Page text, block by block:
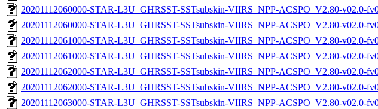
20201112060000-STAR-L3U_GHRSST-SSTsubskin-VIIRS_NPP-ACSPO_V2.80-v02.0-
20201112060000-STAR-L3U_GHRSST-SSTsubskin-VIIRS_NPP-ACSPO_V2.80-v02.0-
20201112061000-STAR-L3U_GHRSST-SSTsubskin-VIIRS_NPP-ACSPO_V2.80-v02.0-
20201112061000-STAR-L3U_GHRSST-SSTsubskin-VIIRS_NPP-ACSPO_V2.80-v02.0-
20201112062000-STAR-L3U_GHRSST-SSTsubskin-VIIRS_NPP-ACSPO_V2.80-v02.0-
20201112062000-STAR-L3U_GHRSST-SSTsubskin-VIIRS_NPP-ACSPO_V2.80-v02.0-
20201112063000-STAR-L3U_GHRSST-SSTsubskin-VIIRS_NPP-ACSPO_V2.80-v02.0-